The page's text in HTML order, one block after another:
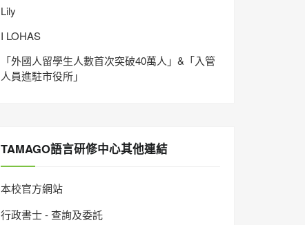
Lily
I LOHAS
「外國人留學生人數首次突破40萬人」&「入管
人員進駐市役所」
TAMAGO語言研修中心其他連結
本校官方網站
行政書士 - 查詢及委託